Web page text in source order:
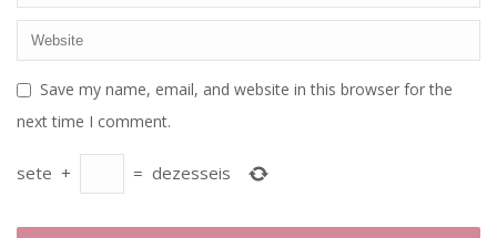
Save my name, email, and website in this browser for the
next time I comment.
sete + = dezesseis